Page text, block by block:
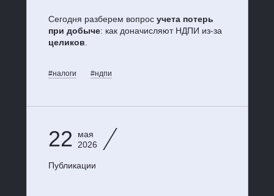
Сегодня разберем вопросучета потерь
при добыче: как доначисляют НДПИ из-за
целиков
#налоги #ндпи
22
мая
2026
Публикации